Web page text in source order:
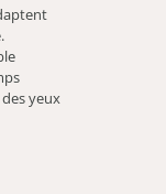
yeux